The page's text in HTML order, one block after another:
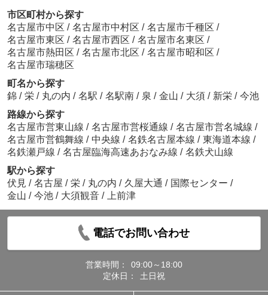
市区町村から探す
名古屋市中区 / 名古屋市中村区 / 名古屋市千種区 /
名古屋市東区 / 名古屋市西区 / 名古屋市名東区 /
名古屋市熱田区 / 名古屋市北区 / 名古屋市昭和区 /
名古屋市瑞穂区
町名から探す
錦 / 栄 / 丸の内 / 名駅 / 名駅南 / 泉 / 金山 / 大須 / 新栄 / 今池
路線から探す
名古屋市営東山線 / 名古屋市営桜通線 / 名古屋市営名城線 /
名古屋市営鶴舞線 / 中央線 / 名鉄名古屋本線 / 東海道本線 /
名鉄瀬戸線 / 名古屋臨海高速あおなみ線 / 名鉄犬山線
駅から探す
伏見 / 名古屋 / 栄 / 丸の内 / 久屋大通 / 国際センター /
金山 / 今池 / 大須観音 / 上前津
電話でお問い合わせ
営業時間：
09:00～18:00
定休日：
土日祝